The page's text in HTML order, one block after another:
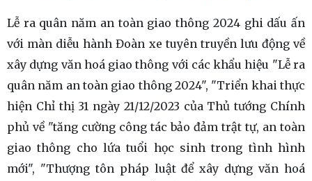
Lễ ra quân năm an toàn giao thông 2024 ghi dấu ấn
với màn diễu hành Đoàn xe tuyên truyền lưu động về
xây dựng văn hoá giao thông với các khẩu hiệu "Lễ ra
quân năm an toàn giao thông 2024", "Triển khai thực
hiện Chỉ thị 31 ngày 21/12/2023 của Thủ tướng Chính
phủ về "tăng cường công tác bảo đảm trật tự, an toàn
giao thông cho lứa tuổi học sinh trong tình hình
mới", "Thượng tôn pháp luật để xây dựng văn hoá